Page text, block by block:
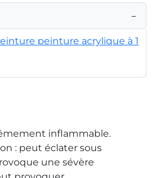
−
peinture acrylique à 1
inflammable.
: peut éclater sous
une sévère